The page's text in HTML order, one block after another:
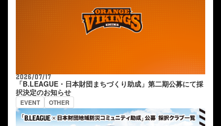
2026/07/17
「B.LEAGUE・日本財団まちづくり助成」第二期公募にて採
択決定のお知らせ
EVENT OTHER